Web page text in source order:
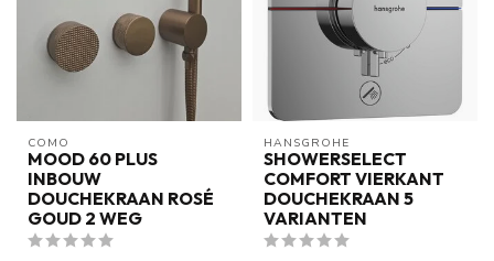
COMO
MOOD 60 PLUS
INBOUW
DOUCHEKRAAN ROSÉ
GOUD 2 WEG
HANSGROHE
SHOWERSELECT
COMFORT VIERKANT
DOUCHEKRAAN 5
VARIANTEN